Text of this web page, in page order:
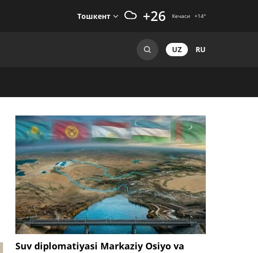
Тошкент +26 Кечаси +14°
UZ RU
Suv diplomatiyasi Markaziy Osiyo va